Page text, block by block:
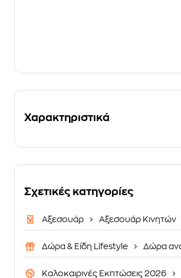
Χαρακτηριστικά
Σχετικές κατηγορίες
Αξεσουάρ Αξεσουάρ Κινητών
Δώρα & Είδη Lifestyle Δώρα
Καλοκαιρινές Εκπτώσεις 2026